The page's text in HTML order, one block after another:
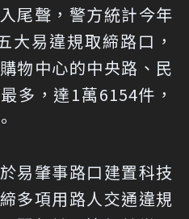
尾聲，警方統計今年
大易違規取締路口，
物中心的中央路、民
多，達1萬6154件，
易肇事路口建置科技
多項用路人交通違規